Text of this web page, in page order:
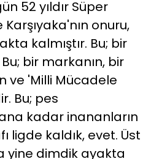
52 yıldır Süper
onuru,
kalmıştır. Bu; bir
bir markanın, bir
ve 'Milli Mücadele
Bu; pes
kadar inananların
ligde kaldık, evet. Üst
yine dimdik ayakta